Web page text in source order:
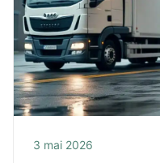
3 mai 2026